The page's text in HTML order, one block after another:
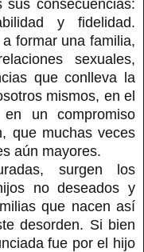
consecuencias:
y fidelidad.
formar una familia,
sexuales,
que conlleva la
mismos, en el
un compromiso
que muchas veces
aún mayores.
surgen los
no deseados y
que nacen así
desorden. Si bien
fue por el hijo